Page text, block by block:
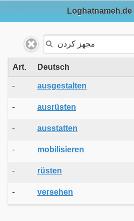
Loghatnameh.de
Art. Deutsch
- ausgestalten
- ausrüsten
- ausstatten
- mobilisieren
- rüsten
- versehen